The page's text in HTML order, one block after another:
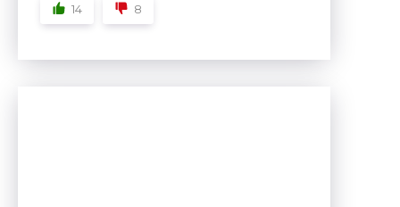
14 8